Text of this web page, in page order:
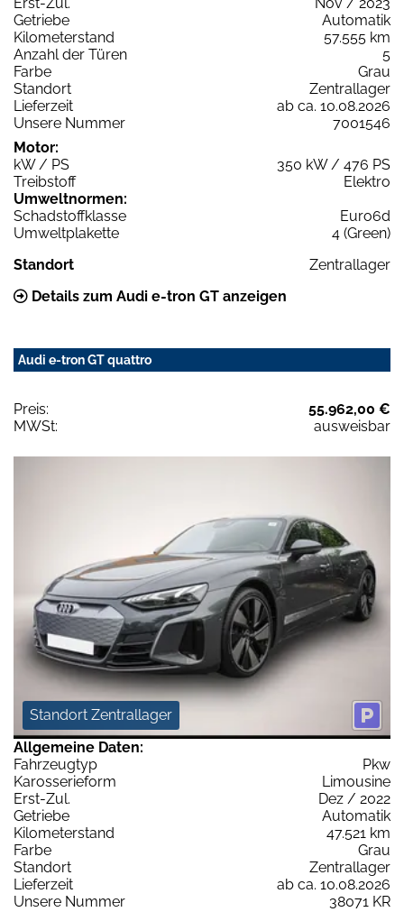
Getriebe
Automatik
Kilometerstand
57.555 km
Anzahl der Türen
5
Farbe
Grau
Standort
Zentrallager
Lieferzeit
ab ca. 10.08.2026
Unsere Nummer
7001546
Motor:
kW / PS
350 kW / 476 PS
Treibstoff
Elektro
Umweltnormen:
Schadstoffklasse
Euro6d
Umweltplakette
4 (Green)
Standort
Zentrallager
Details zum Audi e-tron GT anzeigen
Audi e-tron GT quattro
Preis:
55.962,00 €
MWSt:
ausweisbar
Standort Zentrallager
Allgemeine Daten:
Fahrzeugtyp
Pkw
Karosserieform
Limousine
Erst-Zul.
Dez / 2022
Getriebe
Automatik
Kilometerstand
47.521 km
Farbe
Grau
Standort
Zentrallager
Lieferzeit
ab ca. 10.08.2026
Unsere Nummer
38071 KR